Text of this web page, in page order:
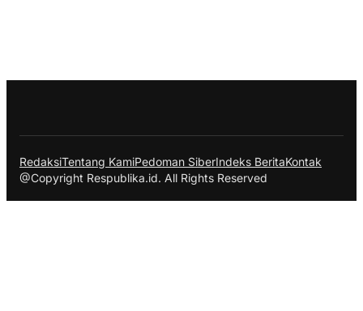
RedaksiTentang KamiPedoman SiberIndeks BeritaKontak
@Copyright Respublika.id. All Rights Reserved